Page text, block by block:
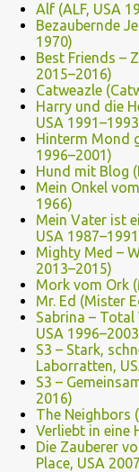
Alf (ALF, USA
Bezaubernde
1970)
Best Friends –
2015–2016)
Catweazle
Harry und die
USA
Hinterm Mond
1996–2001)
Hund mit Blog
Mein Onkel
1966)
Mein Vater ist
USA
Mighty Med –
2013–2015)
Mork vom Ork
Mr. Ed (Mister
Sabrina – Total
USA
S3 – Stark,
Laborratten,
S3 –
2016)
The Neighbors
Verliebt in eine
Die Zauberer
Place, USA